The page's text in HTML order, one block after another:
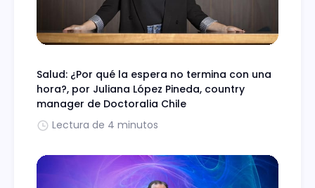
Salud: ¿Por qué la espera no termina con una
hora?, por Juliana López Pineda, country
manager de Doctoralia Chile
Lectura de 4 minutos